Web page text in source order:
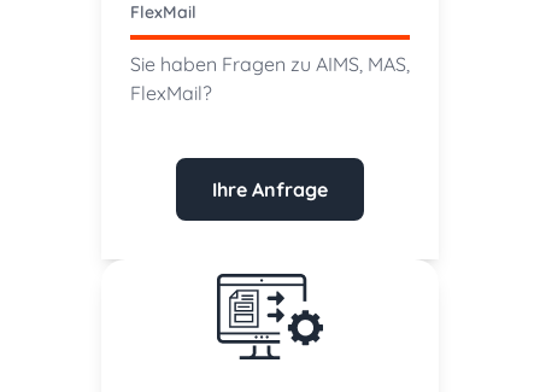
FlexMail
Sie haben Fragen zu AIMS, MAS,
FlexMail?
Ihre Anfrage